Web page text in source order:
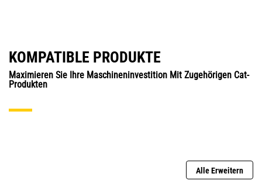
KOMPATIBLE PRODUKTE
Maximieren Sie Ihre Maschineninvestition Mit Zugehörigen Cat-
Produkten
Alle Erweitern